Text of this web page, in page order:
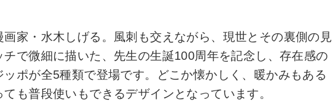
画家・水木しげる。風刺も交えながら、現世とその裏側の見
チで微細に描いた、先生の生誕100周年を記念し、存在感の
ポが全5種類で登場です。どこか懐かしく、暖かみもある
も普段使いもできるデザインとなっています。